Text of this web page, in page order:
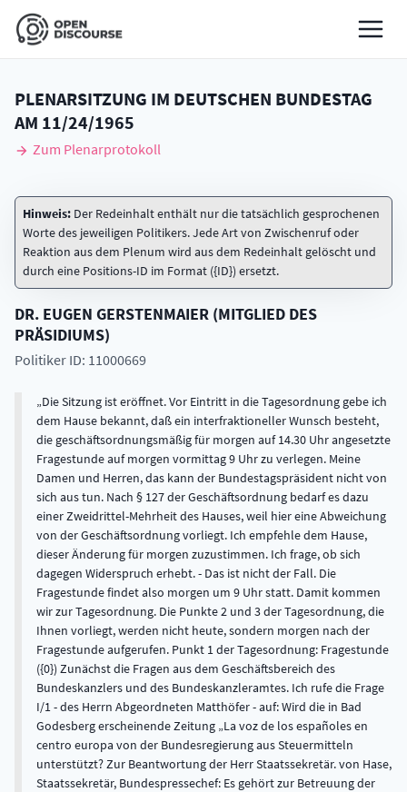
PLENARSITZUNG IM DEUTSCHEN BUNDESTAG
AM 11/24/1965
Zum Plenarprotokoll
Hinweis: Der Redeinhalt enthält nur die tatsächlich gesprochenen
Worte des jeweiligen Politikers. Jede Art von Zwischenruf oder
Reaktion aus dem Plenum wird aus dem Redeinhalt gelöscht und
durch eine Positions-ID im Format ({ID}) ersetzt.
DR. EUGEN GERSTENMAIER (MITGLIED DES
PRÄSIDIUMS)
Politiker ID: 11000669
Die Sitzung ist eröffnet. Vor Eintritt in die Tagesordnung gebe ich
dem Hause bekannt, daß ein interfraktioneller Wunsch besteht,
die geschäftsordnungsmäßig für morgen auf 14.30 Uhr angesetzte
Fragestunde auf morgen vormittag 9 Uhr zu verlegen. Meine
Damen und Herren, das kann der Bundestagspräsident nicht von
sich aus tun. Nach § 127 der Geschäftsordnung bedarf es dazu
einer Zweidrittel-Mehrheit des Hauses, weil hier eine Abweichung
von der Geschäftsordnung vorliegt. Ich empfehle dem Hause,
dieser Änderung für morgen zuzustimmen. Ich frage, ob sich
dagegen Widerspruch erhebt. - Das ist nicht der Fall. Die
Fragestunde findet also morgen um 9 Uhr statt. Damit kommen
wir zur Tagesordnung. Die Punkte 2 und 3 der Tagesordnung, die
Ihnen vorliegt, werden nicht heute, sondern morgen nach der
Fragestunde aufgerufen. Punkt 1 der Tagesordnung: Fragestunde
({0}) Zunächst die Fragen aus dem Geschäftsbereich des
Bundeskanzlers und des Bundeskanzleramtes. Ich rufe die Frage
I/1 - des Herrn Abgeordneten Matthöfer - auf: Wird die in Bad
Godesberg erscheinende Zeitung „La voz de los españoles en
centro europa von der Bundesregierung aus Steuermitteln
unterstützt? Zur Beantwortung der Herr Staatssekretär. von Hase,
Staatssekretär, Bundespressechef: Es gehört zur Betreuung der